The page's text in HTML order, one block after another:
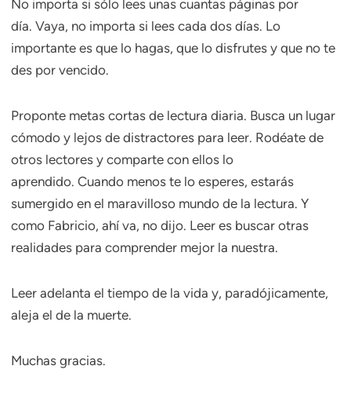
No importa si sólo lees unas cuantas páginas por
día. Vaya, no importa si lees cada dos días. Lo
importante es que lo hagas, que lo disfrutes y que no te
des por vencido.
Proponte metas cortas de lectura diaria. Busca un lugar
cómodo y lejos de distractores para leer. Rodéate de
otros lectores y comparte con ellos lo
aprendido. Cuando menos te lo esperes, estarás
sumergido en el maravilloso mundo de la lectura. Y
como Fabricio, ahí va, no dijo. Leer es buscar otras
realidades para comprender mejor la nuestra.
Leer adelanta el tiempo de la vida y, paradójicamente,
aleja el de la muerte.
Muchas gracias.